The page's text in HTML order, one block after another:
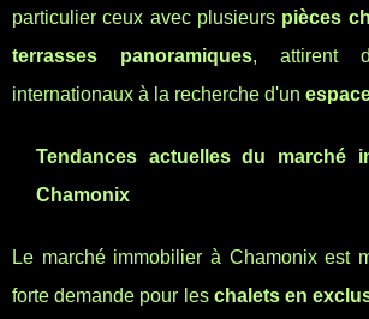
particulier ceux avec plusieurs pièces
terrasses panoramiques, attirent
internationaux à la recherche d'un
Tendances actuelles du marché
Chamonix
Le marché immobilier à Chamonix est
forte demande pour les chalets en